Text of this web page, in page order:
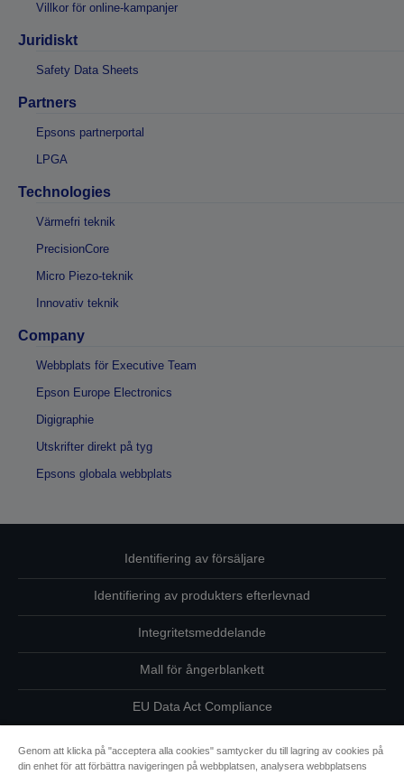
Villkor för online-kampanjer
Juridiskt
Safety Data Sheets
Partners
Epsons partnerportal
LPGA
Technologies
Värmefri teknik
PrecisionCore
Micro Piezo-teknik
Innovativ teknik
Company
Webbplats för Executive Team
Epson Europe Electronics
Digigraphie
Utskrifter direkt på tyg
Epsons globala webbplats
Identifiering av försäljare
Identifiering av produkters efterlevnad
Integritetsmeddelande
Mall för ångerblankett
EU Data Act Compliance
Kontakta oss angående dina uppgifter
Genom att klicka på "acceptera alla cookies" samtycker du till lagring av cookies på
din enhet för att förbättra navigeringen på webbplatsen, analysera webbplatsens